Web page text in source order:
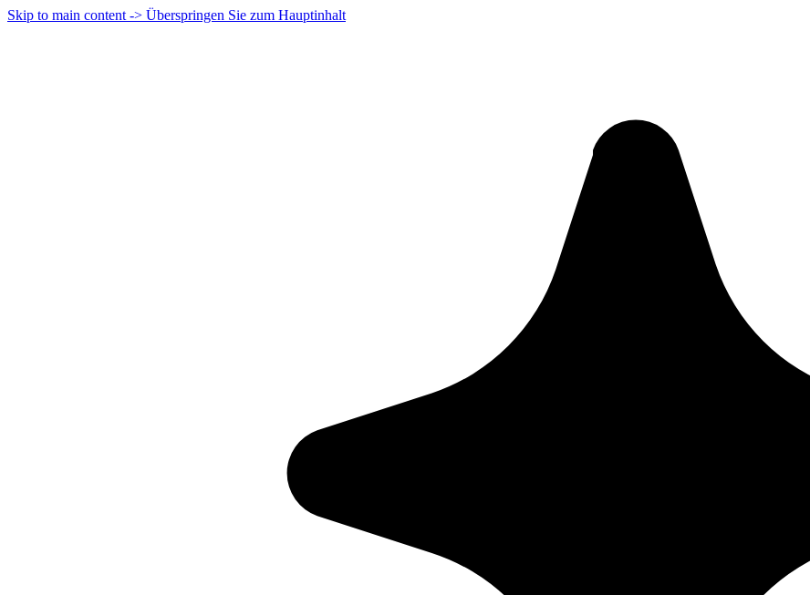
Skip to main content -> Überspringen Sie zum Hauptinhalt